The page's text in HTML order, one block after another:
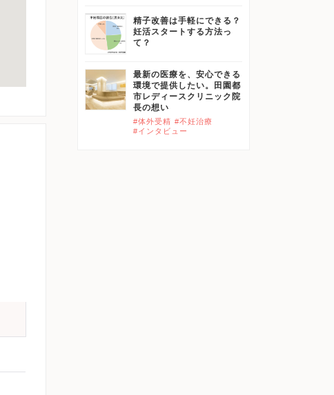
精子改善は手軽にできる？
妊活スタートする方法っ
て？
最新の医療を、安心できる
環境で提供したい。田園都
市レディースクリニック院
長の想い
#体外受精 #不妊治療
#インタビュー